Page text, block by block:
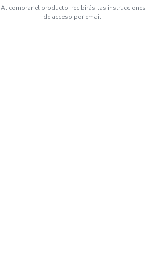
Al comprar el producto, recibirás las instrucciones
de acceso por email.